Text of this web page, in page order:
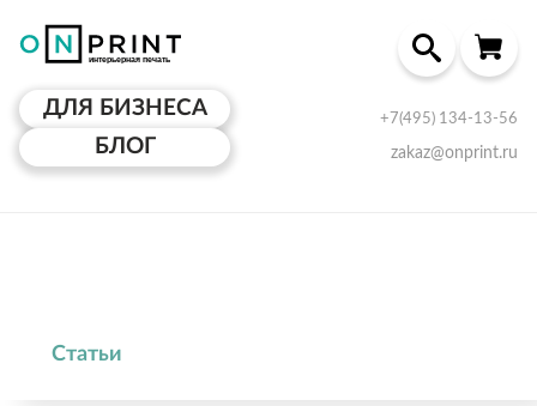
ДЛЯ БИЗНЕСА
БЛОГ
+7(495) 134-13-56
zakaz@onprint.ru
Статьи